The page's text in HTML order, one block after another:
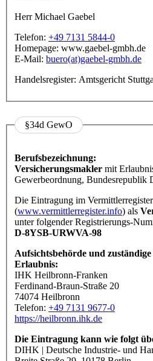
Herr Michael Gaebel
Telefon: +49 7131 5844-0
Homepage: www.gaebel-gmbh.de
E-Mail: buero(at)gaebel-gmbh.de
Handelsregister: Amtsgericht
§34d GewO
Berufsbezeichnung:
Versicherungsmakler mit
Gewerbeordnung, Bundesrepublik
Die Eintragung im Vermittlerregister
(www.vermittlerregister.info) als
unter folgender Registrierungs-
D-8YSB-URWVA-98
Aufsichtsbehörde und
Erlaubnis:
IHK Heilbronn-Franken
Ferdinand-Braun-Straße 20
74074 Heilbronn
Telefon: +49 7131 9677-0
https://heilbronn.ihk.de
Die Eintragung kann wie folgt
DIHK | Deutsche Industrie- und